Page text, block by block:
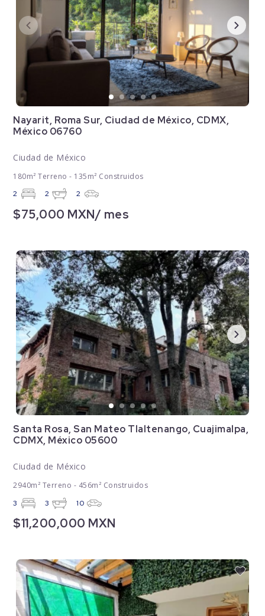
Nayarit, Roma Sur, Ciudad de México, CDMX,
México 06760
Ciudad de México
180m² Terreno - 135m² Construidos
2 2 2
$75,000 MXN/ mes
Santa Rosa, San Mateo Tlaltenango, Cuajimalpa,
CDMX, México 05600
Ciudad de México
2940m² Terreno - 456m² Construidos
3 3 10
$11,200,000 MXN